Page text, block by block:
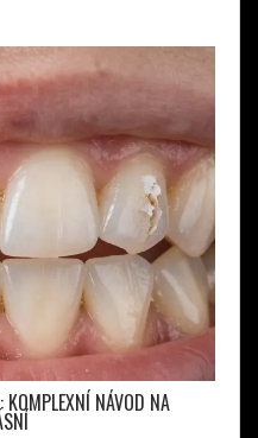
KOMPLEXNÍ NÁVOD NA